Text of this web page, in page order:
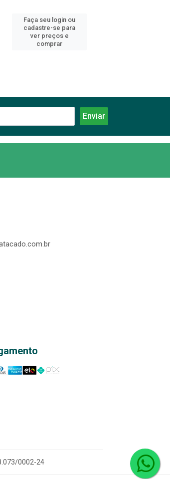
Faça seu login ou
cadastre-se para
ver preços e
comprar
0002-24